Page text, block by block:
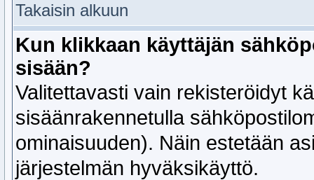
Takaisin alkuun
Kun klikkaan käyttäjän
sisään?
Valitettavasti vain rekisteröidyt
sisäänrakennetulla
ominaisuuden). Näin estetään
järjestelmän hyväksikäyttö.